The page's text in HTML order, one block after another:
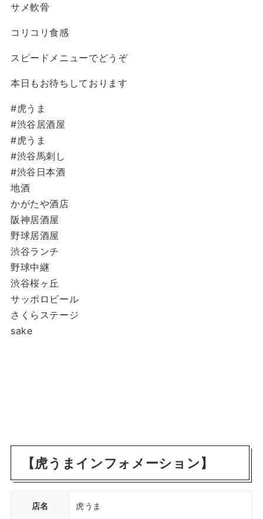
サメ軟骨
コリコリ食感
スピードメニューでどうぞ
本日もお待ちしております
#虎うま
#渋谷居酒屋
#虎うま
#渋谷馬刺し
#渋谷日本酒
地酒
かがたや酒店
阪神居酒屋
野球居酒屋
渋谷ランチ
野球中継
渋谷桜ヶ丘
サッポロビール
さくらステージ
sake
【虎うまインフォメーション】
店名 虎うま